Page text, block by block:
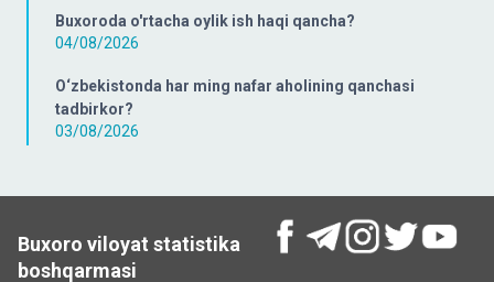
Buxoroda o'rtacha oylik ish haqi qancha?
04/08/2026
O‘zbekistonda har ming nafar aholining qanchasi
tadbirkor?
03/08/2026
Buxoro viloyat statistika
boshqarmasi